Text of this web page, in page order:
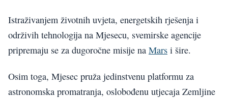
Istraživanjem životnih uvjeta, energetskih rješenja i
održivih tehnologija na Mjesecu, svemirske agencije
pripremaju se za dugoročne misije na Mars i šire.
Osim toga, Mjesec pruža jedinstvenu platformu za
astronomska promatranja, oslobođenu utjecaja Zemljine